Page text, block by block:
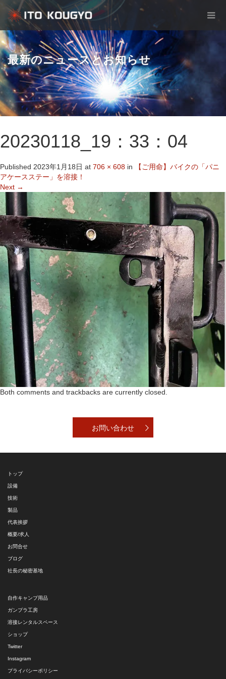
最新のニュースとお知らせ
20230118_19：33：04
Published 2023年1月18日 at 706 × 608 in
【ご用命】バイクの「パニ
アケースステー」を溶接！
Next →
Both comments and trackbacks are currently closed.
お問い合わせ
トップ
設備
技術
製品
代表挨拶
概要/求人
お問合せ
ブログ
社長の秘密基地
自作キャンプ用品
ガンプラ工房
溶接レンタルスペース
ショップ
Twitter
Instagram
プライバシーポリシー